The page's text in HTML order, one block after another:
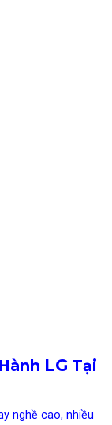
LG Tại
nghề cao, nhiều